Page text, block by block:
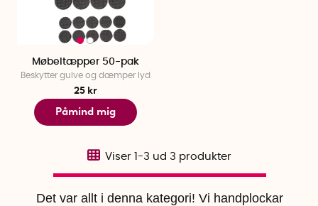
Møbeltæpper 50-pak
Beskytter gulve og dæmper lyd
25 kr
Påmind mig
Det var allt i denna kategori! Vi handplockar
Viser 1-3 ud 3 produkter